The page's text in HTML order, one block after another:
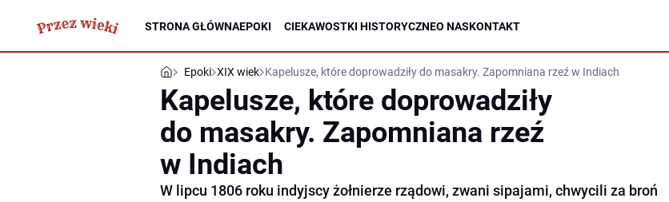
STRONA GŁÓWNAEPOKI CIEKAWOSTKI HISTORYCZNEO NASKONTAKT
Epoki XIX wiek Kapelusze, które doprowadziły do masakry. Zapomniana rzeź w Indiach
Kapelusze, które doprowadziły
do masakry. Zapomniana rzeź
w Indiach
W lipcu 1806 roku indyjscy żołnierze rządowi, zwani sipajami, chwycili za broń